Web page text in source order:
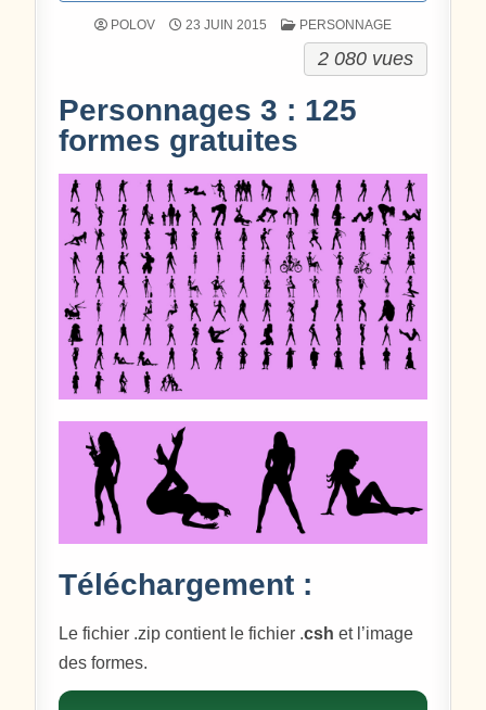
POLOV 23 JUIN 2015 POSTÉ DANS
PERSONNAGE
2 080 vues
Personnages 3 : 125
formes gratuites
Téléchargement :
Le fichier .zip contient le fichier .csh et l’image
des formes.